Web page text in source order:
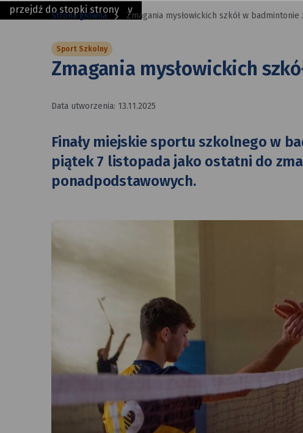
przejdź do nawigacji strony
przejdź do treści strony
przejdź do stopki strony
Zmagania
mysłowickich
szkół
w badmintonie
zakończone
Strona główna Zmagania mysłowickich szkół w badmintonie
Sport Szkolny
Zmagania mysłowickich
Data utworzenia: 13.11.2025
Finały miejskie sportu szkolnego w
piątek 7 listopada jako ostatni do
ponadpodstawowych.